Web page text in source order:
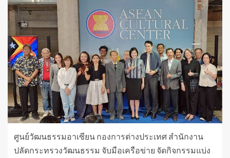
ศูนย์วัฒนธรรมอาเซียน กองการต่างประเทศ สำนักงาน
ปลัดกระทรวงวัฒนธรรม จับมือเครือข่าย จัดกิจกรรมแบ่ง